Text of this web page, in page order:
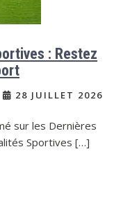
: Restez
28 JUILLET 2026
sur les Dernières
Sportives […]